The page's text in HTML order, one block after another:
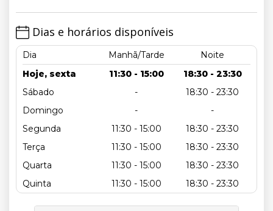
Dias e horários disponíveis
Dia Manhã/Tarde
Noite
Hoje, sexta
11:30 - 15:00
18:30 - 23:30
Sábado
-
18:30 - 23:30
Domingo
-
-
Segunda
11:30 - 15:00
18:30 - 23:30
Terça
11:30 - 15:00
18:30 - 23:30
Quarta
11:30 - 15:00
18:30 - 23:30
Quinta
11:30 - 15:00 18:30 - 23:30